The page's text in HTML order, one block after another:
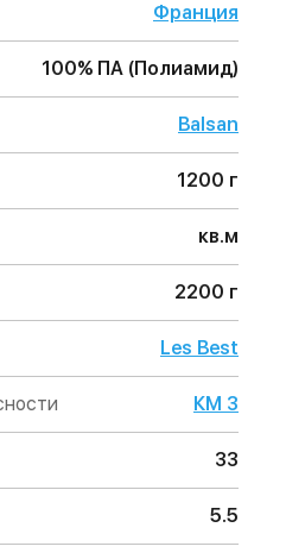
Франция
100% ПА (Полиамид)
Balsan
1200 г
кв.м
2200 г
Les Best
КМ 3
33
5.5